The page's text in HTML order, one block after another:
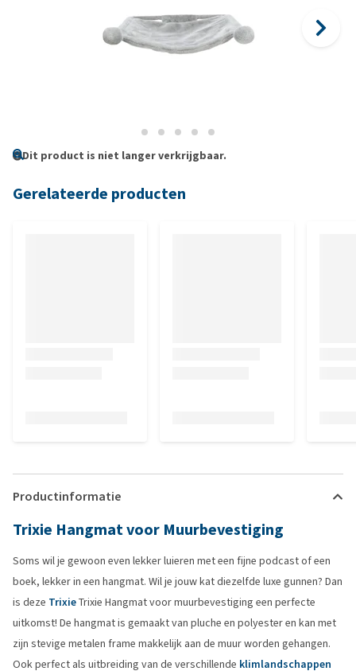
Dit product is niet langer verkrijgbaar.
Gerelateerde producten
Productinformatie
Trixie Hangmat voor Muurbevestiging
Soms wil je gewoon even lekker luieren met een fijne podcast of een
boek, lekker in een hangmat. Wil je jouw kat diezelfde luxe gunnen? Dan
is deze TrixieTrixie Hangmat voor muurbevestiging een perfecte
uitkomst! De hangmat is gemaakt van pluche en polyester en kan met
zijn stevige metalen frame makkelijk aan de muur worden gehangen.
Ook perfect als uitbreiding van de verschillende klimlandschappen